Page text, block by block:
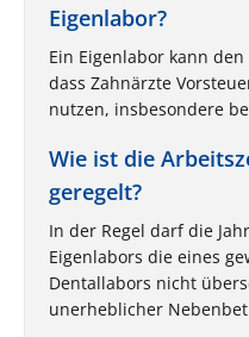
Eigenlabor?
Ein Eigenlabor kann
dass Zahnärzte
nutzen, insbesondere
Wie ist die
geregelt?
In der Regel darf die
Eigenlabors die eines
Dentallabors nicht
unerheblicher